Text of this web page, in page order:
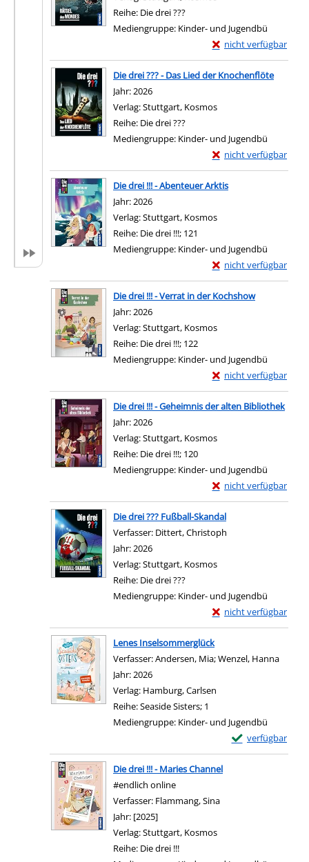
Reihe: Die drei ???
Mediengruppe: Kinder- und Jugendbü
nicht verfügbar
Exemplar-Details von
Zum Download von
Die drei ??? - Das Lied der Knochenflöte
Suche nach diesem Verfasser
Jahr:2026
Verlag:Stuttgart, Kosmos
Reihe: Die drei ???
Mediengruppe: Kinder- und Jugendbü
nicht verfügbar
Exemplar-Details von
Zum Download von
Die drei !!! - Abenteuer Arktis
Suche nach diesem Verfasser
Jahr:2026
Verlag:Stuttgart, Kosmos
Reihe: Die drei !!!; 121
Mediengruppe: Kinder- und Jugendbü
nicht verfügbar
Exemplar-Details von
Zum Download von
Die drei !!! - Verrat in der Kochshow
Suche nach diesem Verfasser
Jahr:2026
Verlag:Stuttgart, Kosmos
Reihe: Die drei !!!; 122
Mediengruppe: Kinder- und Jugendbü
nicht verfügbar
Exemplar-Details von
Zum Download von
Die drei !!! - Geheimnis der alten Bibliothek
Suche nach diesem Verfasser
Jahr:2026
Verlag:Stuttgart, Kosmos
Reihe: Die drei !!!; 120
Mediengruppe: Kinder- und Jugendbü
nicht verfügbar
Exemplar-Details von
Zum Download von
Die drei ??? Fußball-Skandal
Verfasser: Dittert, Christoph
Jahr:2026
Verlag:Stuttgart, Kosmos
Reihe: Die drei ???
Mediengruppe: Kinder- und Jugendbü
nicht verfügbar
Exemplar-Details von
Zum Download von
Lenes Inselsommerglück
Verfasser:Andersen, Mia;Wenzel, Hanna
Jahr:2026
Verlag: Hamburg, Carlsen
Reihe:Seaside Sisters; 1
Mediengruppe: Kinder- und Jugendbü
verfügbar
Exemplar-Details
Zum Download
Die drei !!! - Maries Channel
#endlich online
Verfasser: Flammang, Sina
Jahr: [2025]
Verlag:Stuttgart, Kosmos
Reihe: Die drei !!!